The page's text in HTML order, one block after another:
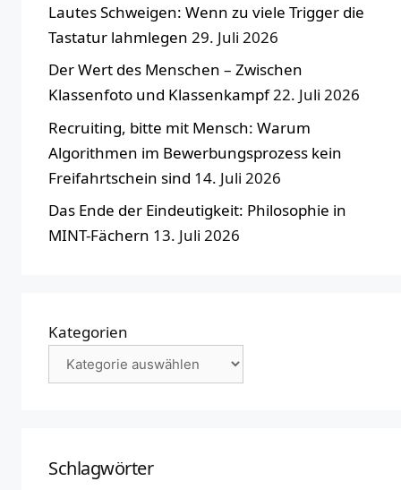
Lautes Schweigen: Wenn zu viele Trigger die
Tastatur lahmlegen 29. Juli 2026
Der Wert des Menschen – Zwischen
Klassenfoto und Klassenkampf22. Juli 2026
Recruiting, bitte mit Mensch: Warum
Algorithmen im Bewerbungsprozess kein
Freifahrtschein sind 14. Juli 2026
Das Ende der Eindeutigkeit: Philosophie in
MINT-Fächern 13. Juli 2026
Kategorien
Schlagwörter